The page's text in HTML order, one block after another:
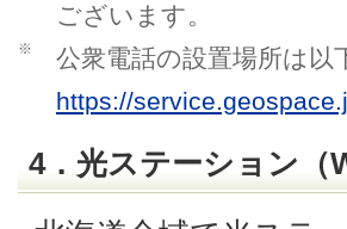
ございます。
※
公衆電話の設置場所は
https://
4．光ステーション（